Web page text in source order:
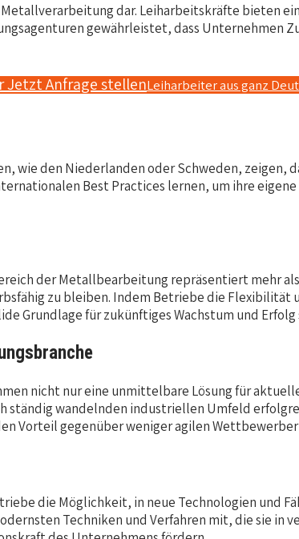
dar. Leiharbeitskräfte bieten
gewährleistet, dass Unternehmen
Jetzt Anfrage stellenLeiharbeiter aus ganz
wie den Niederlanden oder Schweden, zeigen,
Best Practices lernen, um ihre
der Metallbearbeitung repräsentiert mehr
zu bleiben. Indem Betriebe die Flexibilität
Grundlage für zukünftiges Wachstum und Erfolg
nicht nur eine unmittelbare Lösung für
ständig wandelnden industriellen Umfeld
Vorteil gegenüber weniger agilen
die Möglichkeit, in neue Technologien und
Techniken und Verfahren mit, die sie in